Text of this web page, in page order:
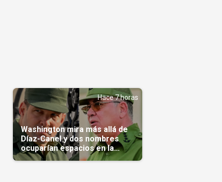
Hace 7 horas
Washington mira más allá de
Díaz-Canel y dos nombres
ocuparían espacios en la
transición